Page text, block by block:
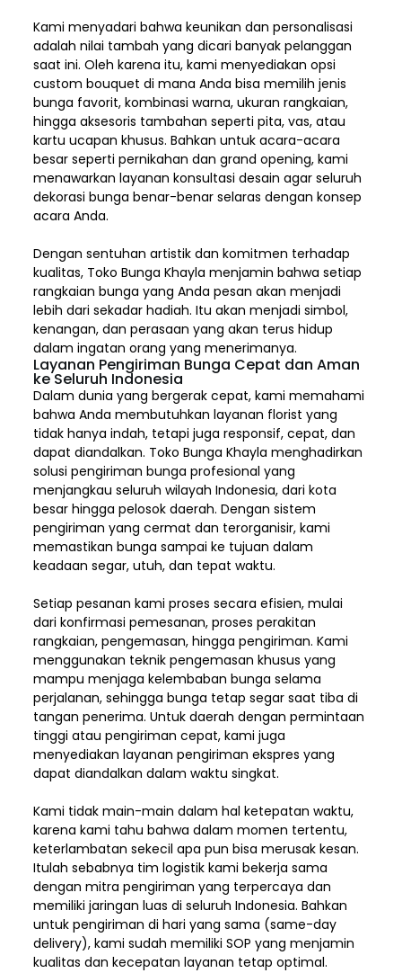
Kami menyadari bahwa keunikan dan personalisasi
adalah nilai tambah yang dicari banyak pelanggan
saat ini. Oleh karena itu, kami menyediakan opsi
custom bouquet di mana Anda bisa memilih jenis
bunga favorit, kombinasi warna, ukuran rangkaian,
hingga aksesoris tambahan seperti pita, vas, atau
kartu ucapan khusus. Bahkan untuk acara-acara
besar seperti pernikahan dan grand opening, kami
menawarkan layanan konsultasi desain agar seluruh
dekorasi bunga benar-benar selaras dengan konsep
acara Anda.
Dengan sentuhan artistik dan komitmen terhadap
kualitas, Toko Bunga Khayla menjamin bahwa setiap
rangkaian bunga yang Anda pesan akan menjadi
lebih dari sekadar hadiah. Itu akan menjadi simbol,
kenangan, dan perasaan yang akan terus hidup
dalam ingatan orang yang menerimanya.
Layanan Pengiriman Bunga Cepat dan Aman
ke Seluruh Indonesia
Dalam dunia yang bergerak cepat, kami memahami
bahwa Anda membutuhkan layanan florist yang
tidak hanya indah, tetapi juga responsif, cepat, dan
dapat diandalkan. Toko Bunga Khayla menghadirkan
solusi pengiriman bunga profesional yang
menjangkau seluruh wilayah Indonesia,dari kota
besar hingga pelosok daerah. Dengan sistem
pengiriman yang cermat dan terorganisir, kami
memastikan bunga sampai ke tujuan dalam
keadaan segar, utuh, dan tepat waktu.
Setiap pesanan kami proses secara efisien, mulai
dari konfirmasi pemesanan, proses perakitan
rangkaian, pengemasan, hingga pengiriman. Kami
menggunakan teknik pengemasan khusus yang
mampu menjaga kelembaban bunga selama
perjalanan, sehingga bunga tetap segar saat tiba di
tangan penerima. Untuk daerah dengan permintaan
tinggi atau pengiriman cepat, kami juga
menyediakan layanan pengiriman ekspres yang
dapat diandalkan dalam waktu singkat.
Kami tidak main-main dalam hal ketepatan waktu,
karena kami tahu bahwa dalam momen tertentu,
keterlambatan sekecil apa pun bisa merusak kesan.
Itulah sebabnya tim logistik kami bekerja sama
dengan mitra pengiriman yang terpercaya dan
memiliki jaringan luas di seluruh Indonesia. Bahkan
untuk pengiriman di hari yang sama (same-day
delivery), kami sudah memiliki SOP yang menjamin
kualitas dan kecepatan layanan tetap optimal.